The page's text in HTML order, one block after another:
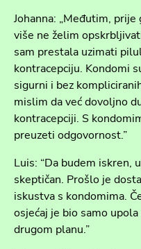
Johanna: „Međutim,
više ne želim
sam prestala uzimati
kontracepciju. Kondomi
sigurni i bez
mislim da već dovoljno
kontracepciji. S
preuzeti odgovornost.”
Luis: “Da budem iskren,
skeptičan. Prošlo je
iskustva s kondomima.
osjećaj je bio samo
drugom planu.”